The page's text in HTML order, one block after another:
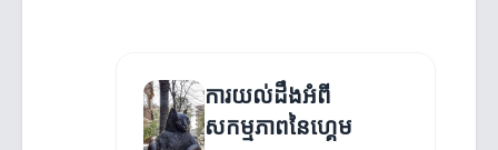
ការយល់ដឹងអំពី
សកម្មភាពនៃហ្គេម